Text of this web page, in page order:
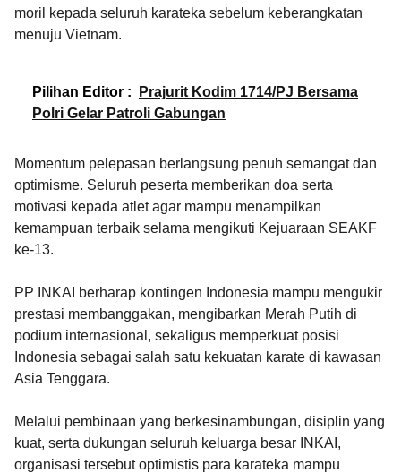
moril kepada seluruh karateka sebelum keberangkatan
menuju Vietnam.
Pilihan Editor :
Prajurit Kodim 1714/PJ Bersama
Polri Gelar Patroli Gabungan
Momentum pelepasan berlangsung penuh semangat dan
optimisme. Seluruh peserta memberikan doa serta
motivasi kepada atlet agar mampu menampilkan
kemampuan terbaik selama mengikuti Kejuaraan SEAKF
ke-13.
PP INKAI berharap kontingen Indonesia mampu mengukir
prestasi membanggakan, mengibarkan Merah Putih di
podium internasional, sekaligus memperkuat posisi
Indonesia sebagai salah satu kekuatan karate di kawasan
Asia Tenggara.
Melalui pembinaan yang berkesinambungan, disiplin yang
kuat, serta dukungan seluruh keluarga besar INKAI,
organisasi tersebut optimistis para karateka mampu